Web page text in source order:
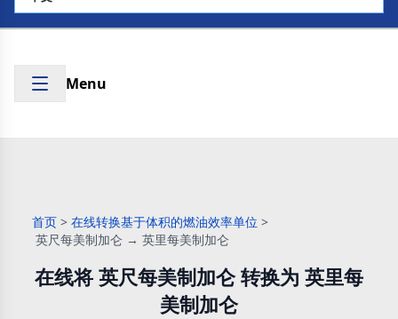
Menu
首页 > 在线转换基于体积的燃油效率单位 >
英尺每美制加仑 → 英里每美制加仑
在线将 英尺每美制加仑 转换为 英里每
美制加仑